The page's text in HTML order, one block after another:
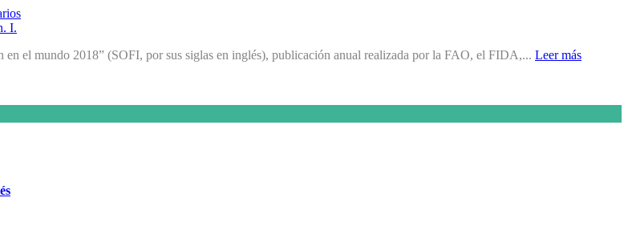
el mundo 2018” (SOFI, por sus siglas en inglés), publicación anual realizada por la FAO, el FIDA,... Leer más